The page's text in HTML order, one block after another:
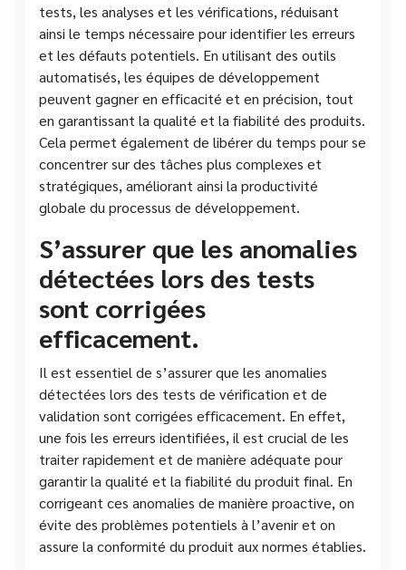
tests, les analyses et les vérifications, réduisant
ainsi le temps nécessaire pour identifier les erreurs
et les défauts potentiels. En utilisant des outils
automatisés, les équipes de développement
peuvent gagner en efficacité et en précision, tout
en garantissant la qualité et la fiabilité des produits.
Cela permet également de libérer du temps pour se
concentrer sur des tâches plus complexes et
stratégiques, améliorant ainsi la productivité
globale du processus de développement.
S’assurer que les anomalies
détectées lors des tests
sont corrigées
efficacement.
Il est essentiel de s’assurer que les anomalies
détectées lors des tests de vérification et de
validation sont corrigées efficacement. En effet,
une fois les erreurs identifiées, il est crucial de les
traiter rapidement et de manière adéquate pour
garantir la qualité et la fiabilité du produit final. En
corrigeant ces anomalies de manière proactive, on
évite des problèmes potentiels à l’avenir et on
assure la conformité du produit aux normes établies.